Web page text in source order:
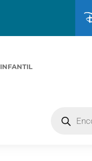
INFANTIL